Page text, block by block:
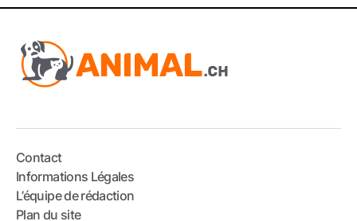
Contact
Informations Légales
L’équipe de rédaction
Plan du site